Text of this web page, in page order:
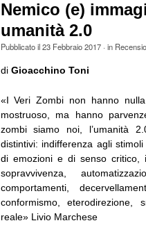
Nemico (e)
umanità 2.0
Pubblicato il23 Febbraio 2017· in
di Gioacchino Toni
«I Veri Zombi non hanno
mostruoso, ma hanno
zombi siamo noi, l’umanità
distintivi: indifferenza agli
di emozioni e di senso critico,
sopravvivenza,
comportamenti,
conformismo, eterodirezione,
reale» Livio Marchese